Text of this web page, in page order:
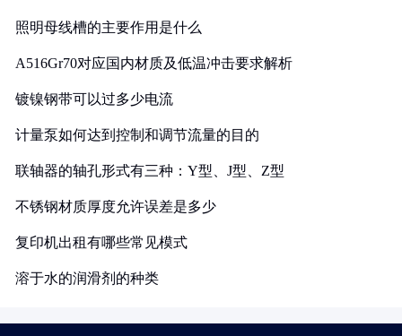
照明母线槽的主要作用是什么
A516Gr70对应国内材质及低温冲击要求解析
镀镍钢带可以过多少电流
计量泵如何达到控制和调节流量的目的
联轴器的轴孔形式有三种：Y型、J型、Z型
不锈钢材质厚度允许误差是多少
复印机出租有哪些常见模式
溶于水的润滑剂的种类